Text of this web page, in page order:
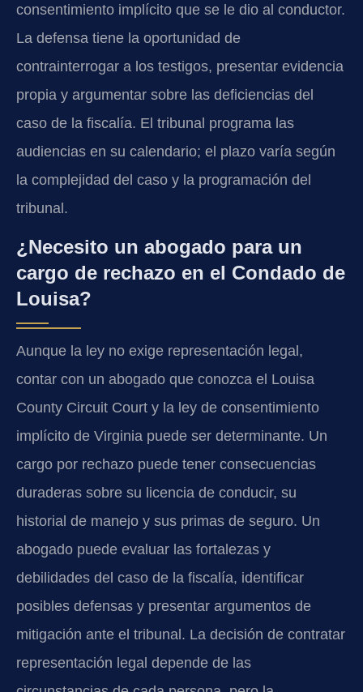
consentimiento implícito que se le dio al conductor.
La defensa tiene la oportunidad de
contrainterrogar a los testigos, presentar evidencia
propia y argumentar sobre las deficiencias del
caso de la fiscalía. El tribunal programa las
audiencias en su calendario; el plazo varía según
la complejidad del caso y la programación del
tribunal.
¿Necesito un abogado para un
cargo de rechazo en el Condado de
Louisa?
Aunque la ley no exige representación legal,
contar con un abogado que conozca el Louisa
County Circuit Court y la ley de consentimiento
implícito de Virginia puede ser determinante. Un
cargo por rechazo puede tener consecuencias
duraderas sobre su licencia de conducir, su
historial de manejo y sus primas de seguro. Un
abogado puede evaluar las fortalezas y
debilidades del caso de la fiscalía, identificar
posibles defensas y presentar argumentos de
mitigación ante el tribunal. La decisión de contratar
representación legal depende de las